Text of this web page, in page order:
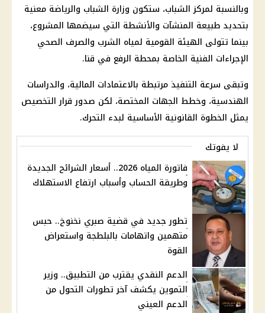
وبالنسبة لمركز الشباب، ستكون وزارة الشباب والرياضة معنية
بتحديد طبيعة المنشآت والأنشطة التي سيضمها المشروع،
بينما تتولى الهيئة القومية لمياه الشرب والصرف الصحي
الإجراءات الفنية الخاصة بمحطة الرفع في قنا.
وتبقى سرعة التنفيذ مرتبطة بالاعتمادات المالية، والدراسات
الهندسية، وخطط الجهات المختصة، لكن صدور قرار التخصيص
يمثل الخطوة القانونية الأساسية لبدء التحرك.
لا يفوتك
فاتورة المياه 2026.. أسعار الشرائح الجديدة
وطريقة الحساب وأسباب ارتفاع الاستهلاك
تطور جديد في قضية صبري نخنوخ.. حبس
متهمين واتهامات بالبلطجة واستعراض
القوة
الدعم النقدي يقترب من التطبيق.. وزير
التموين يكشف آخر تطورات التحول من
الدعم العيني